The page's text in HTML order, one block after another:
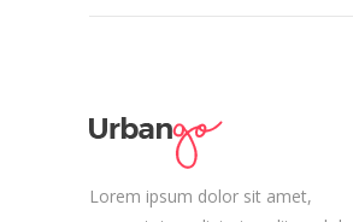
Lorem ipsum dolor sit amet,